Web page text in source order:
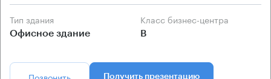
Тип здания
Офисное здание
Класс бизнес-центра
B
Получить презентацию